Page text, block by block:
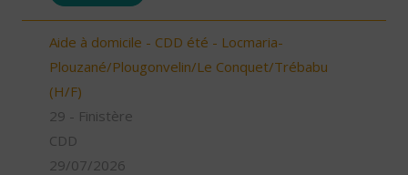
Aide à domicile - CDD été - Locmaria-
Plouzané/Plougonvelin/Le Conquet/Trébabu
(H/F)
29 - Finistère
CDD
29/07/2026